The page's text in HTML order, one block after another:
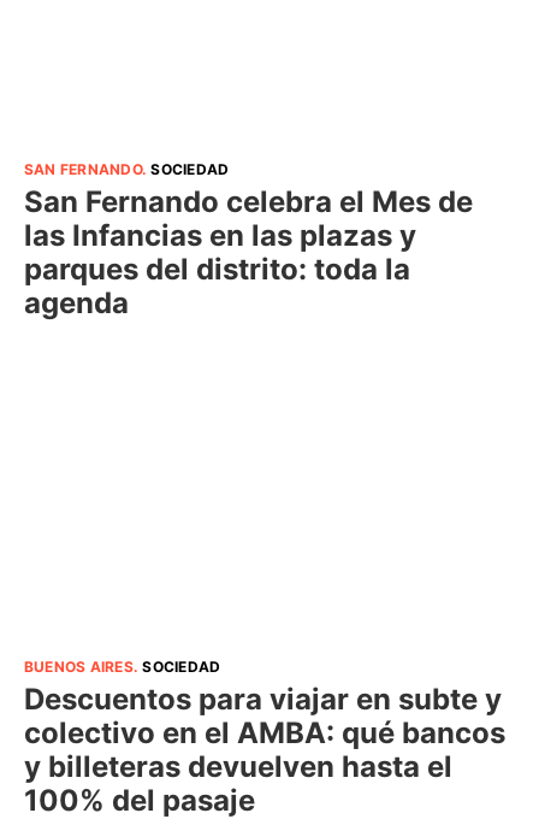
SAN FERNANDO.SOCIEDAD
San Fernando celebra el Mes de
las Infancias en las plazas y
parques del distrito: toda la
agenda
BUENOS AIRES.SOCIEDAD
Descuentos para viajar en subte y
colectivo en el AMBA: qué bancos
y billeteras devuelven hasta el
100% del pasaje